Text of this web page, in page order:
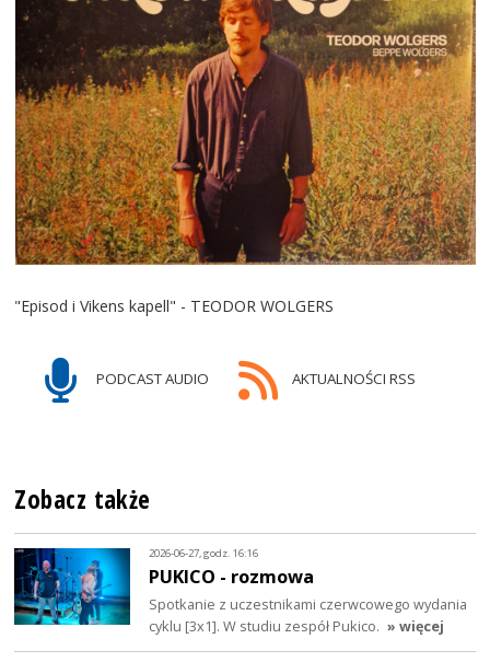
"Episod i Vikens kapell" - TEODOR WOLGERS
PODCAST AUDIO AKTUALNOŚCI RSS
Zobacz także
2026-06-27, godz. 16:16
PUKICO - rozmowa
Spotkanie z uczestnikami czerwcowego wydania
cyklu [3x1]. W studiu zespół Pukico. » więcej